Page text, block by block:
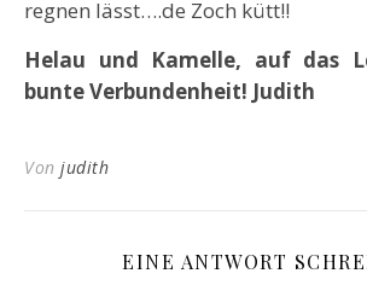
regnen lässt….de Zoch kütt!!
Helau und Kamelle, auf das
bunte Verbundenheit! Judith
Von judith
EINE ANTWORT